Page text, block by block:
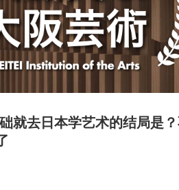
就去日本学艺术的结局是